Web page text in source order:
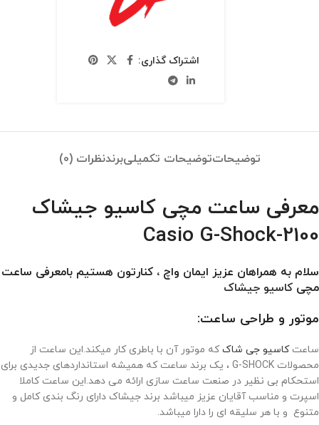
اشتراک گذاری:
توضیحاتتوضیحات تکمیلیبرندنظرات (0)
معرفی ساعت مچی کاسیو جیشاک
Casio G-Shock-2100
سلام به همراهان عزیز ایمان واچ ، کنارتون هستیم بامعرفی ساعت
مچی کاسیو جیشاک
موتور و طراحی ساعت:
ساعتکاسیو جی شاککه موتور آن با باطری کار میکند.این ساعت از
محصولات G-SHOCK ، یک برند ساعت که همیشه استانداردهای جدیدی برای
استحکام بی نظیر در صنعت ساعت سازی ارائه می دهد.این ساعت کاملا
اسپرت و مناسب آقایان عزیز میباشد برند جیشاک دارای رنگ بندی کامل و
متنوع و با هر سلیقه ای را دارا میباشد.